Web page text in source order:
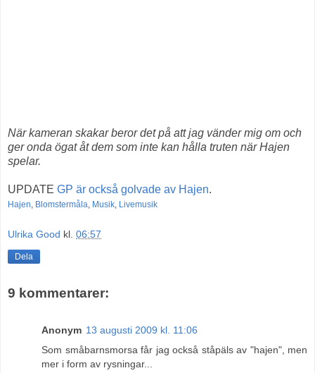
När kameran skakar beror det på att jag vänder mig om och
ger onda ögat åt dem som inte kan hålla truten när Hajen
spelar.
UPDATE GP är också golvade av Hajen.
Hajen, Blomstermåla, Musik, Livemusik
Ulrika Good kl. 06:57
Dela
9 kommentarer:
Anonym 13 augusti 2009 kl. 11:06
Som småbarnsmorsa får jag också ståpäls av "hajen", men
mer i form av rysningar...